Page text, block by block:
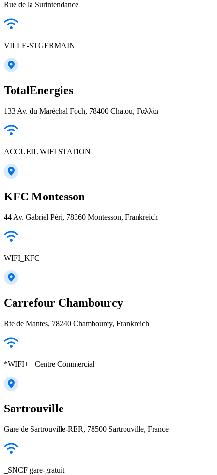
Rue de la Surintendance
VILLE-STGERMAIN
TotalEnergies
133 Av. du Maréchal Foch, 78400 Chatou, Γαλλία
ACCUEIL WIFI STATION
KFC Montesson
44 Av. Gabriel Péri, 78360 Montesson, Frankreich
WIFI_KFC
Carrefour Chambourcy
Rte de Mantes, 78240 Chambourcy, Frankreich
*WIFI++ Centre Commercial
Sartrouville
Gare de Sartrouville-RER, 78500 Sartrouville, France
_SNCF gare-gratuit